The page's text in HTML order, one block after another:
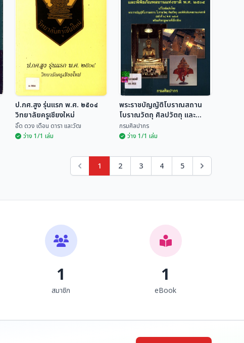
ประวัติและผลงานผู้ได้รับ
เสนอชื่อ เพื่อประกาศเชิดชู
เกียรติ เป็นศิลปินแห่งชาติ
ประจำปีพ.ศ.2544
เฉลิมศรี พรหมสุวรรณ์
พัฒนาการลวดลาย
ประดับตกแต่งในสิมอีสาน
ก่อน พ.ศ.2483 ใน
ประเทศไทย
ชวลิต อธิปัตยกุล
๒๕๐๔ วิทยาลัยครู
ป.กศ.สูง รุ่นแรก พ.ศ. ๒๕๐๔
วิทยาลัยครูเชียงใหม่
อิ๊ด ดวง เดือน ดารา และวัฒ
ว่าง 1/1 เล่ม
สถาน โบราณวัตถุ ศิลป
แก้ไขเพิ่มเติมโดย พระราช
บัญญัติโบราณสถาน
โบราณวัตถุ ศิลปวัตถุ
ชาติ (ฉบับที่ ๒) พ.ศ.
๒๕๓๕ พร้อมด้วยกฎหมาย
ที่เกี่ยวข้อง
พระราชบัญญัติโบราณสถาน
โบราณวัตถุ ศิลปวัตถุ และ
พิพิธภัณฑสถานแห่งชาติ พ.ศ.
๒๕๐๔ แก้ไขเพิ่มเติมโดย พระ
โบราณวัตถุ ศิลปวัตถุ และ
พิพิธภัณฑสถานแห่งชาติ (ฉบับ
ที่ ๒) พ.ศ. ๒๕๓๕ พร้อมด้วย
กรมศิลปากร
ว่าง 1/1 เล่ม
1 2 3 4 5
1
สมาชิก
1
eBook